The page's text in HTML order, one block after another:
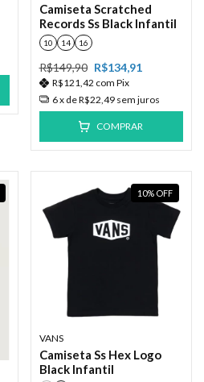
Camiseta Scratched
Records Ss Black Infantil
10 14 16
R$149,90 R$134,91
R$121,42 com Pix
6x deR$22,49 sem juros
COMPRAR
10% OFF
VANS
Camiseta Ss Hex Logo
Black Infantil